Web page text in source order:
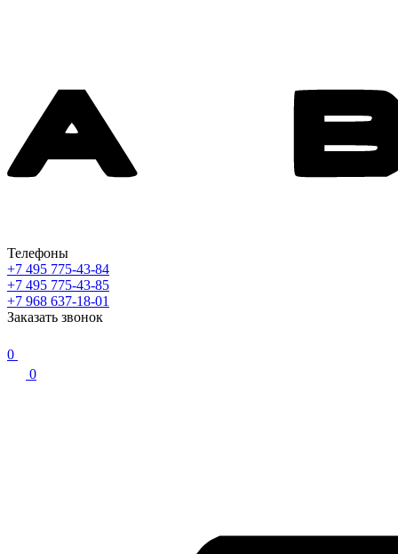
Телефоны
+7 495 775-43-84
+7 495 775-43-85
+7 968 637-18-01
Заказать звонок
0
0